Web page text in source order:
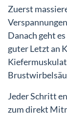
Zuerst
Danach geht
guter Letzt an
Jeder Schritt
zum direkt